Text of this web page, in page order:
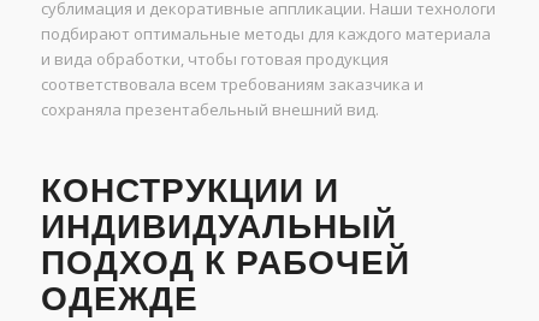
сублимация и декоративные аппликации. Наши технологи
подбирают оптимальные методы для каждого материала
и вида обработки, чтобы готовая продукция
соответствовала всем требованиям заказчика и
сохраняла презентабельный внешний вид.
КОНСТРУКЦИИ И
ИНДИВИДУАЛЬНЫЙ
ПОДХОД К РАБОЧЕЙ
ОДЕЖДЕ